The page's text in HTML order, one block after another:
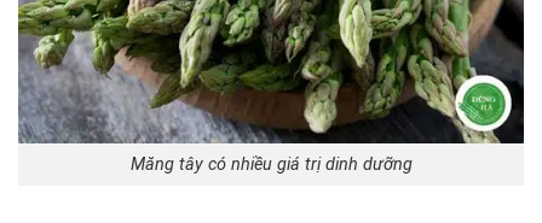
Măng tây có nhiều giá trị dinh dưỡng